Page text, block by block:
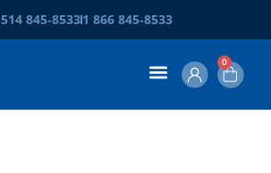
514 845‑85331 866 845‑8533
0